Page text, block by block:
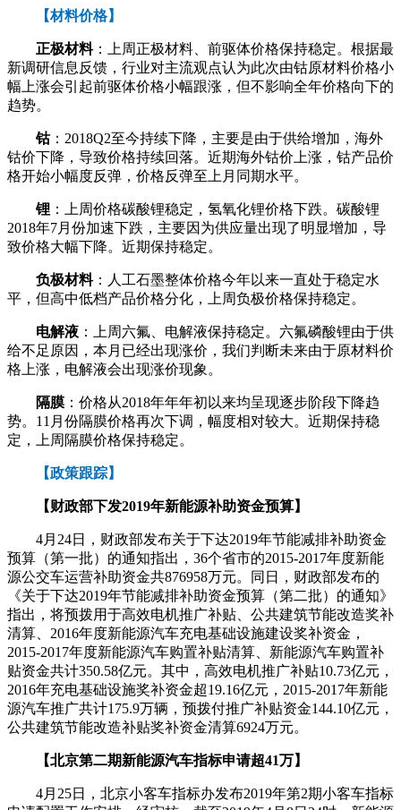
【材料价格】
正极材料：上周正极材料、前驱体价格保持稳定。根据最
新调研信息反馈，行业对主流观点认为此次由钴原材料价格小
幅上涨会引起前驱体价格小幅跟涨，但不影响全年价格向下的
趋势。
钴：2018Q2至今持续下降，主要是由于供给增加，海外
钴价下降，导致价格持续回落。近期海外钴价上涨，钴产品价
格开始小幅度反弹，价格反弹至上月同期水平。
锂 ：上周价格碳酸锂稳定，氢氧化锂价格下跌。碳酸锂
2018年7月份加速下跌，主要因为供应量出现了明显增加，导
致价格大幅下降。近期保持稳定。
负极材料：人工石墨整体价格今年以来一直处于稳定水
平，但高中低档产品价格分化，上周负极价格保持稳定。
电解液 ：上周六氟、电解液保持稳定。六氟磷酸锂由于供
给不足原因，本月已经出现涨价，我们判断未来由于原材料价
格上涨，电解液会出现涨价现象。
隔膜 ：价格从2018年年年初以来均呈现逐步阶段下降趋
势。11月份隔膜价格再次下调，幅度相对较大。近期保持稳
定，上周隔膜价格保持稳定。
【政策跟踪】
【财政部下发2019年新能源补助资金预算】
4月24日，财政部发布关于下达2019年节能减排补助资金
预算（第一批）的通知指出，36个省市的2015-2017年度新能
源公交车运营补助资金共876958万元。同日，财政部发布的
《关于下达2019年节能减排补助资金预算（第二批）的通知》
指出，将预拨用于高效电机推广补贴、公共建筑节能改造奖补
清算、2016年度新能源汽车充电基础设施建设奖补资金，
2015-2017年度新能源汽车购置补贴清算、新能源汽车购置补
贴资金共计350.58亿元。其中，高效电机推广补贴10.73亿元，
2016年充电基础设施奖补资金超19.16亿元，2015-2017年新能
源汽车推广共计175.9万辆，预拨付推广补贴资金144.10亿元，
公共建筑节能改造补贴奖补资金清算6924万元。
【北京第二期新能源汽车指标申请超41万】
4月25日，北京小客车指标办发布2019年第2期小客车指标